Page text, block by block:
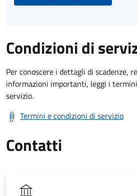
Condizioni di
Per conoscere i dettagli di scadenze,
informazioni importanti, leggi i
servizio.
Termini e condizioni di servizio
Contatti